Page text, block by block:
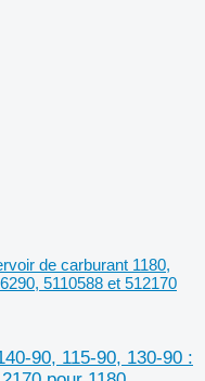
de carburant 1180,
5110588 et 512170
90, 115-90, 130-90 :